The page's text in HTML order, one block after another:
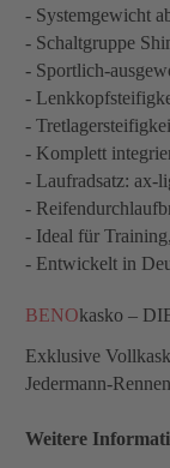
- Systemgewicht
- Schaltgruppe
- Sportlich-
-
-
- Komplett
- Laufradsatz: ax-
-
- Ideal für
- Entwickelt in
BENOkasko –
Exklusive
Jedermann-
Weitere